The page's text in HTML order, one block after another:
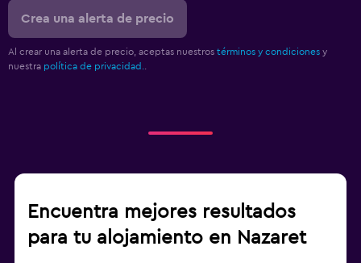
Crea una alerta de precio
Al crear una alerta de precio, aceptas nuestros términos y condiciones y
nuestra política de privacidad.
Encuentra mejores resultados
para tu alojamiento en Nazaret